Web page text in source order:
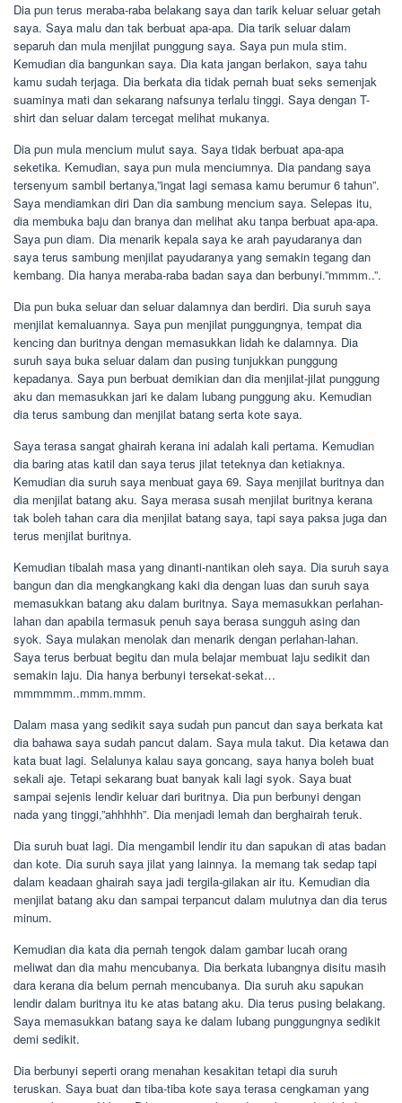
Dia pun terus meraba-raba belakang saya dan tarik keluar seluar getah
saya. Saya malu dan tak berbuat apa-apa. Dia tarik seluar dalam
separuh dan mula menjilat punggung saya. Saya pun mula stim.
Kemudian dia bangunkan saya. Dia kata jangan berlakon, saya tahu
kamu sudah terjaga. Dia berkata dia tidak pernah buat seks semenjak
suaminya mati dan sekarang nafsunya terlalu tinggi. Saya dengan T-
shirt dan seluar dalam tercegat melihat mukanya.
Dia pun mula mencium mulut saya. Saya tidak berbuat apa-apa
seketika. Kemudian, saya pun mula menciumnya. Dia pandang saya
tersenyum sambil bertanya,”ingat lagi semasa kamu berumur 6 tahun”.
Saya mendiamkan diri Dan dia sambung mencium saya. Selepas itu,
dia membuka baju dan branya dan melihat aku tanpa berbuat apa-apa.
Saya pun diam. Dia menarik kepala saya ke arah payudaranya dan
saya terus sambung menjilat payudaranya yang semakin tegang dan
kembang. Dia hanya meraba-raba badan saya dan berbunyi.”mmmm..”.
Dia pun buka seluar dan seluar dalamnya dan berdiri. Dia suruh saya
menjilat kemaluannya. Saya pun menjilat punggungnya, tempat dia
kencing dan buritnya dengan memasukkan lidah ke dalamnya. Dia
suruh saya buka seluar dalam dan pusing tunjukkan punggung
kepadanya. Saya pun berbuat demikian dan dia menjilat-jilat punggung
aku dan memasukkan jari ke dalam lubang punggung aku. Kemudian
dia terus sambung dan menjilat batang serta kote saya.
Saya terasa sangat ghairah kerana ini adalah kali pertama. Kemudian
dia baring atas katil dan saya terus jilat teteknya dan ketiaknya.
Kemudian dia suruh saya menbuat gaya 69. Saya menjilat buritnya dan
dia menjilat batang aku. Saya merasa susah menjilat buritnya kerana
tak boleh tahan cara dia menjilat batang saya, tapi saya paksa juga dan
terus menjilat buritnya.
Kemudian tibalah masa yang dinanti-nantikan oleh saya. Dia suruh saya
bangun dan dia mengkangkang kaki dia dengan luas dan suruh saya
memasukkan batang aku dalam buritnya. Saya memasukkan perlahan-
lahan dan apabila termasuk penuh saya berasa sungguh asing dan
syok. Saya mulakan menolak dan menarik dengan perlahan-lahan.
Saya terus berbuat begitu dan mula belajar membuat laju sedikit dan
semakin laju. Dia hanya berbunyi tersekat-sekat…
mmmmmm..mmm.mmm.
Dalam masa yang sedikit saya sudah pun pancut dan saya berkata kat
dia bahawa saya sudah pancut dalam. Saya mula takut. Dia ketawa dan
kata buat lagi. Selalunya kalau saya goncang, saya hanya boleh buat
sekali aje. Tetapi sekarang buat banyak kali lagi syok. Saya buat
sampai sejenis lendir keluar dari buritnya. Dia pun berbunyi dengan
nada yang tinggi,”ahhhhh”. Dia menjadi lemah dan berghairah teruk.
Dia suruh buat lagi. Dia mengambil lendir itu dan sapukan di atas badan
dan kote. Dia suruh saya jilat yang lainnya. Ia memang tak sedap tapi
dalam keadaan ghairah saya jadi tergila-gilakan air itu. Kemudian dia
menjilat batang aku dan sampai terpancut dalam mulutnya dan dia terus
minum.
Kemudian dia kata dia pernah tengok dalam gambar lucah orang
meliwat dan dia mahu mencubanya. Dia berkata lubangnya disitu masih
dara kerana dia belum pernah mencubanya. Dia suruh aku sapukan
lendir dalam buritnya itu ke atas batang aku. Dia terus pusing belakang.
Saya memasukkan batang saya ke dalam lubang punggungnya sedikit
demi sedikit.
Dia berbunyi seperti orang menahan kesakitan tetapi dia suruh
teruskan. Saya buat dan tiba-tiba kote saya terasa cengkaman yang